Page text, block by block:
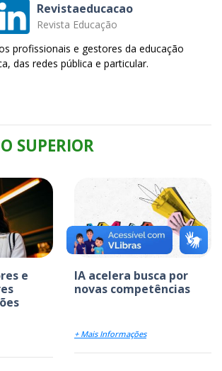
Revistaeducacao
Revista Educação
profissionais e gestores da educação
das redes pública e particular.
SUPERIOR
e
IA acelera busca por
novas competências
+ Mais Informações